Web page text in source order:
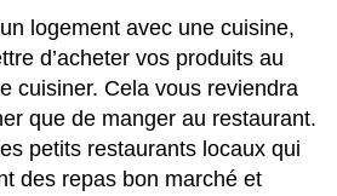
logement avec une cuisine,
d’acheter vos produits au
cuisiner. Cela vous reviendra
que de manger au restaurant.
petits restaurants locaux qui
des repas bon marché et